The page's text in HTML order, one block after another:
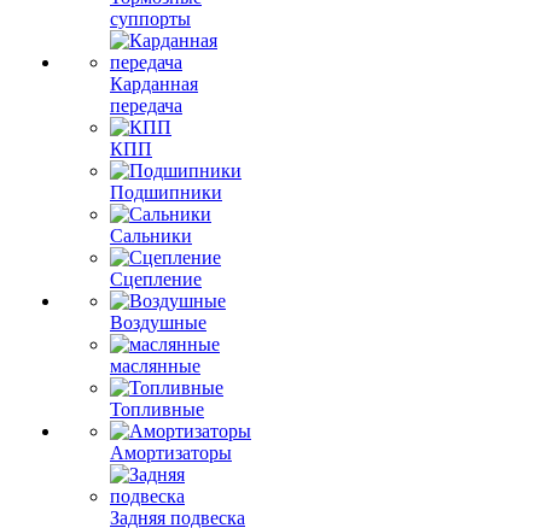
суппорты
Карданная
передача
КПП
Подшипники
Сальники
Сцепление
Воздушные
маслянные
Топливные
Амортизаторы
Задняя подвеска